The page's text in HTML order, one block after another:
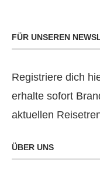
FÜR UNSEREN
Registriere dich
erhalte sofort
aktuellen
ÜBER UNS